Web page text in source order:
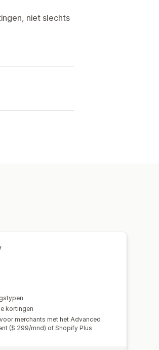
niet slechts
kortingen
merchants met het Advanced
($ 299/mnd) of Shopify Plus